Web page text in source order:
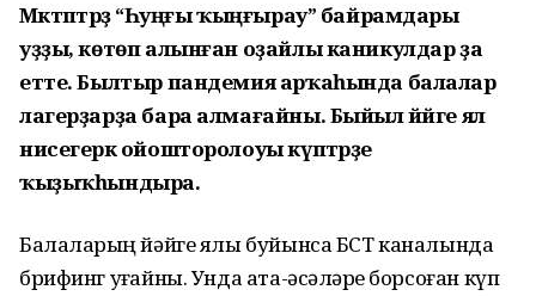
Мәктәптәрҙә “Һуңғы ҡыңғырау” байрамдары
уҙҙы, көтөп алынған оҙайлы каникулдар ҙа
етте. Былтыр пандемия арҡаһында балалар
лагерҙарҙа бара алмағайны. Быйыл йәйге ял
нисегерәк ойошторолоуы күптәрҙе
ҡыҙыҡһындыра.
Балаларҙың йәйге ялы буйынса БСТ каналында
брифинг уҙғайны. Унда ата-әсәләрҙе борсоған күп